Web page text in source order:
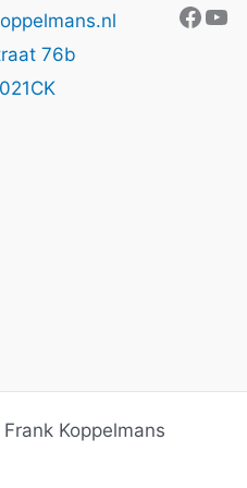
76b
Koppelmans